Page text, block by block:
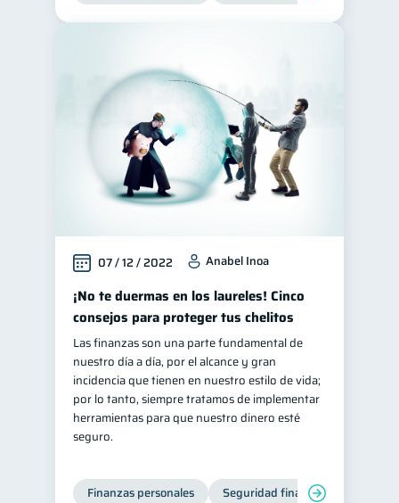
07 / 12 / 2022 Anabel Inoa
¡No te duermas en los laureles! Cinco
consejos para proteger tus chelitos
Las finanzas son una parte fundamental de
nuestro día a día, por el alcance y gran
incidencia que tienen en nuestro estilo de vida;
por lo tanto, siempre tratamos de implementar
herramientas para que nuestro dinero esté
seguro.
Finanzas personales Seguridad financiera